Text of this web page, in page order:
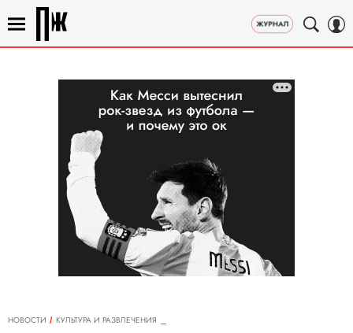
НОВОСТИ
КУЛЬТУРА И РАЗВЛЕЧЕНИЯ